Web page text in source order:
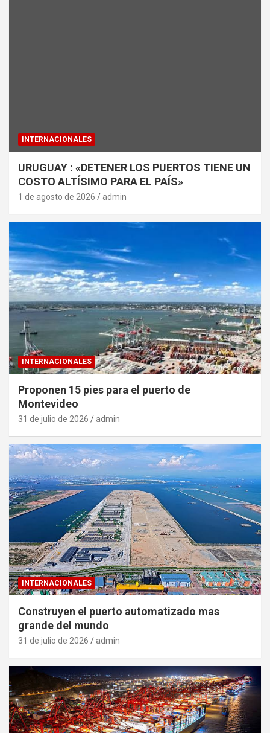
INTERNACIONALES
URUGUAY : «DETENER LOS PUERTOS TIENE UN
COSTO ALTÍSIMO PARA EL PAÍS»
1 de agosto de 2026 admin
INTERNACIONALES
Proponen 15 pies para el puerto de
Montevideo
31 de julio de 2026 admin
INTERNACIONALES
Construyen el puerto automatizado mas
grande del mundo
31 de julio de 2026 admin